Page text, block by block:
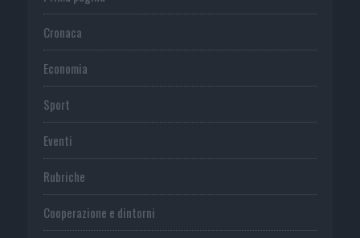
Cronaca
Economia
Sport
Eventi
Rubriche
Cooperazione e dintorni